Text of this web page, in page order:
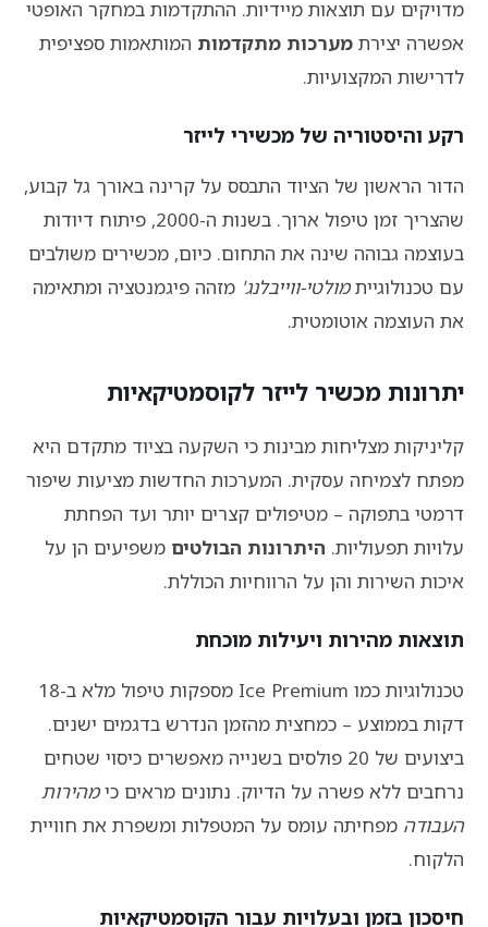
מדויקים עם תוצאות מיידיות. ההתקדמות במחקר האופטי
אפשרה יצירת מערכות מתקדמות המותאמות ספציפית
לדרישות המקצועיות.
רקע והיסטוריה של מכשירי לייזר
הדור הראשון של הציוד התבסס על קרינה באורך גל קבוע,
שהצריך זמן טיפול ארוך. בשנות ה-2000, פיתוח דיודות
בעוצמה גבוהה שינה את התחום. כיום, מכשירים משולבים
עם טכנולוגייתמולטי-ווייבלנג' מזהה פיגמנטציה ומתאימה
את העוצמה אוטומטית.
יתרונות מכשיר לייזר לקוסמטיקאיות
קליניקות מצליחות מבינות כי השקעה בציוד מתקדם היא
מפתח לצמיחה עסקית. המערכות החדשות מציעות שיפור
דרמטי בתפוקה – מטיפולים קצרים יותר ועד הפחתת
עלויות תפעוליות. היתרונות הבולטים משפיעים הן על
איכות השירות והן על הרווחיות הכוללת.
תוצאות מהירות ויעילות מוכחת
טכנולוגיות כמו Ice Premium מספקות טיפול מלא ב-18
דקות בממוצע – כמחצית מהזמן הנדרש בדגמים ישנים.
ביצועים של 20 פולסים בשנייה מאפשרים כיסוי שטחים
נרחבים ללא פשרה על הדיוק. נתונים מראים כימהירות
העבודה מפחיתה עומס על המטפלות ומשפרת את חוויית
הלקוח.
חיסכון בזמן ובעלויות עבור הקוסמטיקאיות